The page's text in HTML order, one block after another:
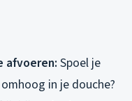
afvoeren: Spoel je
in je douche?